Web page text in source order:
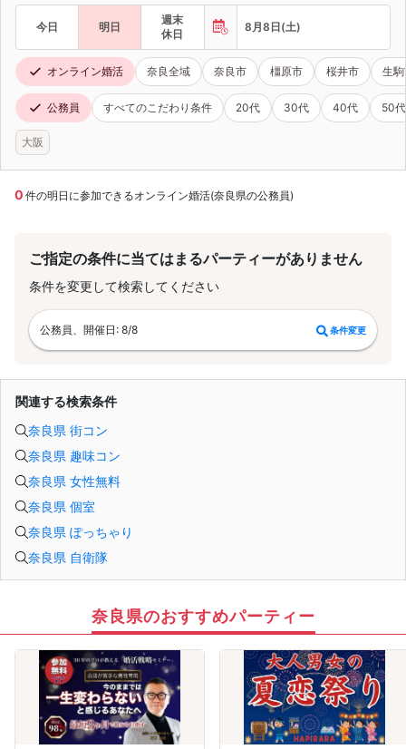
今日 明日
週末
休日
8月8日(土)
オンライン婚活 奈良全域 奈良市 橿原市 桜井市 生
公務員 すべてのこだわり条件 20代 30代 40代 50代
大阪
0 件の明日に参加できるオンライン婚活(奈良県の公務員)
ご指定の条件に当てはまるパーティーがありません
条件を変更して検索してください
公務員、開催日: 8/8 条件変更
関連する検索条件
奈良県 街コン
奈良県 趣味コン
奈良県 女性無料
奈良県 個室
奈良県 ぽっちゃり
奈良県 自衛隊
奈良県のおすすめパーティー